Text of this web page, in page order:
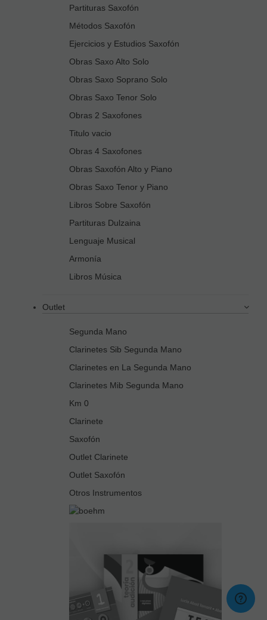
Partituras Saxofón
Métodos Saxofón
Ejercicios y Estudios Saxofón
Obras Saxo Alto Solo
Obras Saxo Soprano Solo
Obras Saxo Tenor Solo
Obras 2 Saxofones
Titulo vacio
Obras 4 Saxofones
Obras Saxofón Alto y Piano
Obras Saxo Tenor y Piano
Libros Sobre Saxofón
Partituras Dulzaina
Lenguaje Musical
Armonía
Libros Música
Outlet
Segunda Mano
Clarinetes Sib Segunda Mano
Clarinetes en La Segunda Mano
Clarinetes Mib Segunda Mano
Km 0
Clarinete
Saxofón
Outlet Clarinete
Outlet Saxofón
Otros Instrumentos